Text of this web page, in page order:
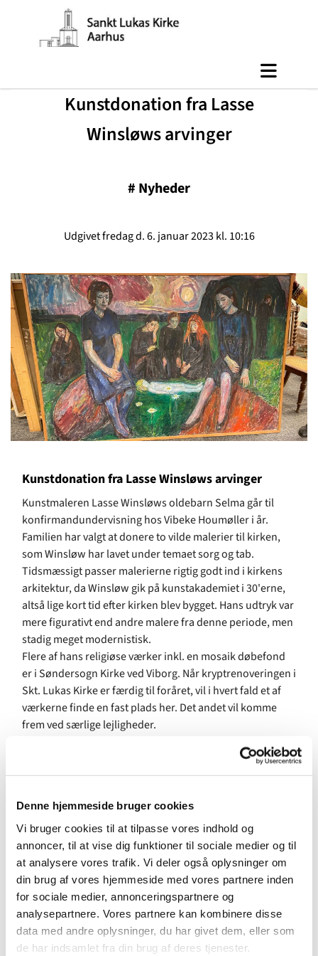
Denne hjemmeside bruger cookies
Vi bruger cookies til at tilpasse vores indhold og
annoncer, til at vise dig funktioner til sociale medier og til
at analysere vores trafik. Vi deler også oplysninger om
din brug af vores hjemmeside med vores partnere inden
for sociale medier, annonceringspartnere og
analysepartnere. Vores partnere kan kombinere disse
data med andre oplysninger, du har givet dem, eller som
de har indsamlet fra din brug af deres tjenester.
Kunstdonation fra Lasse
Winsløws arvinger
# Nyheder
Udgivet fredag d. 6. januar 2023 kl. 10:16
Kunstdonation fra Lasse Winsløws arvinger
Kunstmaleren Lasse Winsløws oldebarn Selma går til
konfirmandundervisning hos Vibeke Houmøller i år.
Familien har valgt at donere to vilde malerier til kirken,
som Winsløw har lavet under temaet sorg og tab.
Tidsmæssigt passer malerierne rigtig godt ind i kirkens
arkitektur, da Winsløw gik på kunstakademiet i 30'erne,
altså lige kort tid efter kirken blev bygget. Hans udtryk var
mere figurativt end andre malere fra denne periode, men
stadig meget modernistisk.
Flere af hans religiøse værker inkl. en mosaik døbefond
er i Søndersogn Kirke ved Viborg. Når kryptrenoveringen i
Skt. Lukas Kirke er færdig til foråret, vil i hvert fald et af
værkerne finde en fast plads her. Det andet vil komme
frem ved særlige lejligheder.
Læs mere om Lasse Winsløw og hans kunst på